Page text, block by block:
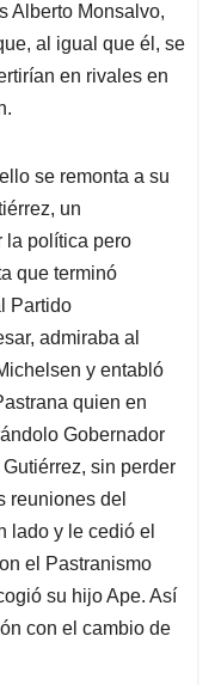
Alberto Monsalvo,
al igual que él, se
en rivales en
se remonta a su
un
la política pero
que terminó
Partido
admiraba al
y entabló
quien en
Gobernador
sin perder
reuniones del
lado y le cedió el
el Pastranismo
su hijo Ape. Así
con el cambio de